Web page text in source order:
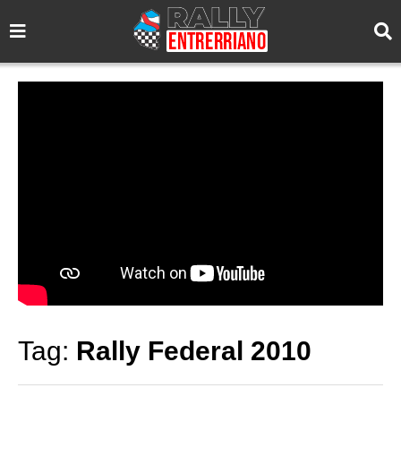
Tag: Rally Federal 2010